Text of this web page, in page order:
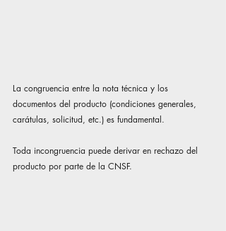
La congruencia entre la nota técnica y los
documentos del producto (condiciones generales,
carátulas, solicitud, etc.) es fundamental.
Toda incongruencia puede derivar en rechazo del
producto por parte de la CNSF.